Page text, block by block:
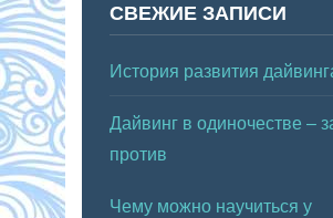
СВЕЖИЕ ЗАПИСИ
История развития
Дайвинг в одиночестве –
против
Чему можно научиться у